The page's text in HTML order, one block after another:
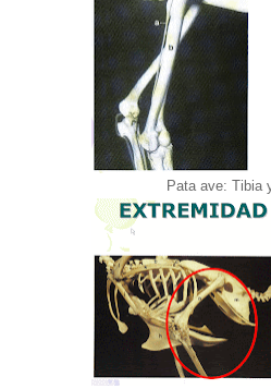
Pata ave: Tibia